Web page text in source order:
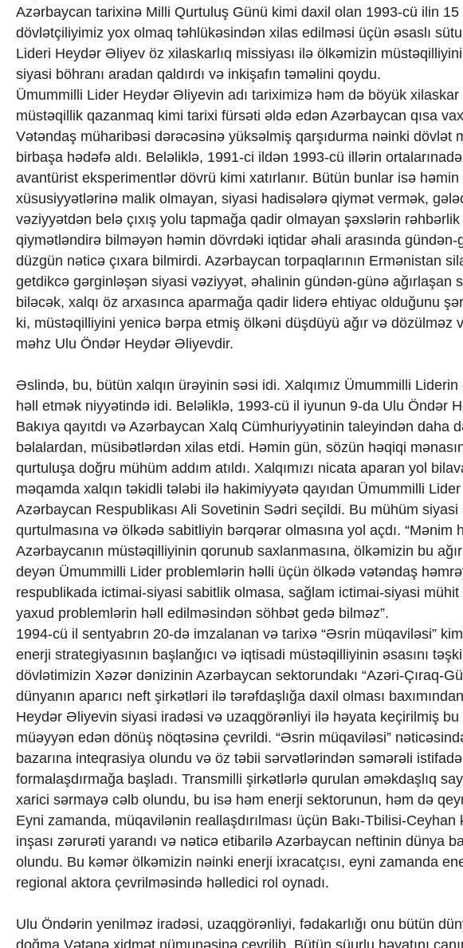
Azərbaycan tarixinə Milli Qurtuluş Günü kimi daxil olan 1993-cü ilin
dövlətçiliyimiz yox olmaq təhlükəsindən xilas edilməsi üçün əsaslı
Lideri Heydər Əliyev öz xilaskarlıq missiyası ilə ölkəmizin
siyasi böhranı aradan qaldırdı və inkişafın təməlini qoydu.
Ümummilli Lider Heydər Əliyevin adı tariximizə həm də böyük
müstəqillik qazanmaq kimi tarixi fürsəti əldə edən Azərbaycan qısa
Vətəndaş müharibəsi dərəcəsinə yüksəlmiş qarşıdurma nəinki dövlət
birbaşa hədəfə aldı. Beləliklə, 1991-ci ildən 1993-cü illərin
avantürist eksperimentlər dövrü kimi xatırlanır. Bütün bunlar isə
xüsusiyyətlərinə malik olmayan, siyasi hadisələrə qiymət vermək,
vəziyyətdən belə çıxış yolu tapmağa qadir olmayan şəxslərin
qiymətləndirə bilməyən həmin dövrdəki iqtidar əhali arasında
düzgün nəticə çıxara bilmirdi. Azərbaycan torpaqlarının Ermənistan
getdikcə gərginləşən siyasi vəziyyət, əhalinin gündən-günə ağırlaşan
biləcək, xalqı öz arxasınca aparmağa qadir liderə ehtiyac olduğunu
ki, müstəqilliyini yenicə bərpa etmiş ölkəni düşdüyü ağır və dözülməz
məhz Ulu Öndər Heydər Əliyevdir.
Əslində, bu, bütün xalqın ürəyinin səsi idi. Xalqımız Ümummilli
həll etmək niyyətində idi. Beləliklə, 1993-cü il iyunun 9-da Ulu Öndər
Bakıya qayıtdı və Azərbaycan Xalq Cümhuriyyətinin taleyindən daha
bəlalardan, müsibətlərdən xilas etdi. Həmin gün, sözün həqiqi
qurtuluşa doğru mühüm addım atıldı. Xalqımızı nicata aparan yol
məqamda xalqın təkidli tələbi ilə hakimiyyətə qayıdan Ümummilli
Azərbaycan Respublikası Ali Sovetinin Sədri seçildi. Bu mühüm
qurtulmasına və ölkədə sabitliyin bərqərar olmasına yol açdı. “Mənim
Azərbaycanın müstəqilliyinin qorunub saxlanmasına, ölkəmizin bu
deyən Ümummilli Lider problemlərin həlli üçün ölkədə vətəndaş
respublikada ictimai-siyasi sabitlik olmasa, sağlam ictimai-siyasi
yaxud problemlərin həll edilməsindən söhbət gedə bilməz”.
1994-cü il sentyabrın 20-də imzalanan və tarixə “Əsrin müqaviləsi”
enerji strategiyasının başlanğıcı və iqtisadi müstəqilliyinin əsasını
dövlətimizin Xəzər dənizinin Azərbaycan sektorundakı “Azəri-Çıraq-
dünyanın aparıcı neft şirkətləri ilə tərəfdaşlığa daxil olması
Heydər Əliyevin siyasi iradəsi və uzaqgörənliyi ilə həyata keçirilmiş
müəyyən edən dönüş nöqtəsinə çevrildi. “Əsrin müqaviləsi”
bazarına inteqrasiya olundu və öz təbii sərvətlərindən səmərəli
formalaşdırmağa başladı. Transmilli şirkətlərlə qurulan əməkdaşlıq
xarici sərmayə cəlb olundu, bu isə həm enerji sektorunun, həm də
Eyni zamanda, müqavilənin reallaşdırılması üçün Bakı-Tbilisi-
inşası zərurəti yarandı və nəticə etibarilə Azərbaycan neftinin dünya
olundu. Bu kəmər ölkəmizin nəinki enerji ixracatçısı, eyni zamanda
regional aktora çevrilməsində həlledici rol oynadı.
Ulu Öndərin yenilməz iradəsi, uzaqgörənliyi, fədakarlığı onu bütün
doğma Vətənə xidmət nümunəsinə çevrilib. Bütün şüurlu həyatını